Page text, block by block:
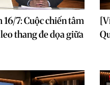
7: Cuộc chiến tâm
thang đe dọa giữa